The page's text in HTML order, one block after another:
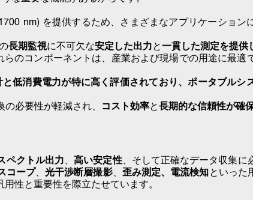
nm) を提供するため、さまざまなアプリケーション
長期監視に不可欠な安定した出力 と一貫した測定を提供
らのコンポーネントは、産業および現場での用途に最適
低消費電力が特に高く評価されており、ポータブルシ
必要性が軽減され、 コスト効率と長期的な信頼性が確
ペクトル出力 、 高い安定性、そして正確なデータ収集に
コープ、光干渉断層撮影、 歪み測定、 電流検知 といった
性と重要性を際立たせています。